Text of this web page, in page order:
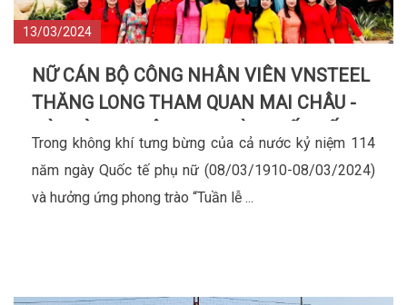
13/03/2024
NỮ CÁN BỘ CÔNG NHÂN VIÊN VNSTEEL
THĂNG LONG THAM QUAN MAI CHÂU -
PHỤ NỮ 08/03
Trong không khí tưng bừng của cả nước kỷ niệm 114
năm ngày Quốc tế phụ nữ (08/03/1910-08/03/2024)
và hưởng ứng phong trào “Tuần lễ ...